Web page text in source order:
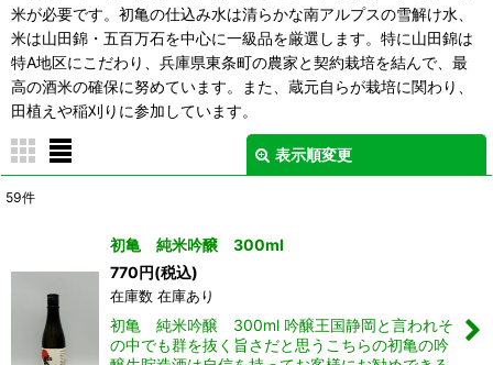
米が必要です。初亀の仕込み水は清らかな南アルプスの雪解け水、
米は山田錦・五百万石を中心に一級品を厳選します。特に山田錦は
特A地区にこだわり、兵庫県東条町の農家と契約栽培を結んで、最
高の酒米の確保に努めています。また、蔵元自らが栽培に関わり、
田植えや稲刈りに参加しています。
表示順変更
絞り込む
59件
初亀 純米吟醸 300ml
770円(税込)
在庫数 在庫あり
初亀 純米吟醸 300ml 吟醸王国静岡と言われそ
の中でも群を抜く旨さだと思うこちらの初亀の吟